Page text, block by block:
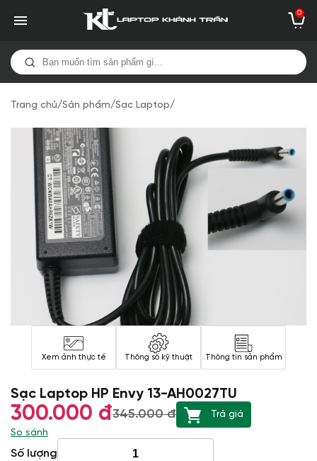
0
Trang chủ/Sản phẩm/Sạc Laptop/
Xem ảnh thực tế Thông số kỹ thuật Thông tin sản phẩm
Sạc Laptop HP Envy 13-AH0027TU
300.000 đ345.000 đ
Trả giá
So sánh
Số lượng